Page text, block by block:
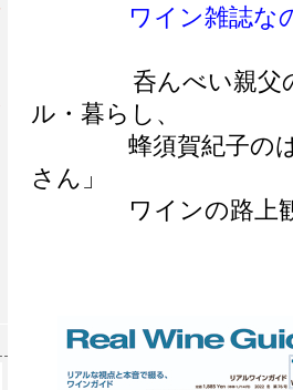
ワイン雑誌なの
呑んべい親父の雑
ル・暮らし、
蜂須賀紀子のは・
さん」
ワインの路上観